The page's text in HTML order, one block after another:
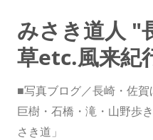
みさき道人 "
草etc.風来紀
■写真ブログ／長崎・佐
巨樹・石橋・滝・山野歩
さき道」